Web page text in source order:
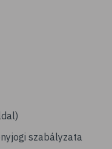
szabályzata